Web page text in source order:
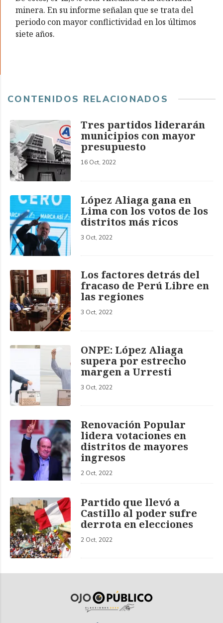
minera. En su informe señalan que se trata del
periodo con mayor conflictividad en los últimos
siete años.
CONTENIDOS RELACIONADOS
Tres partidos liderarán
municipios con mayor
presupuesto
16 Oct, 2022
López Aliaga gana en
Lima con los votos de los
distritos más ricos
3 Oct, 2022
Los factores detrás del
fracaso de Perú Libre en
las regiones
3 Oct, 2022
ONPE: López Aliaga
supera por estrecho
margen a Urresti
3 Oct, 2022
Renovación Popular
lidera votaciones en
distritos de mayores
ingresos
2 Oct, 2022
Partido que llevó a
Castillo al poder sufre
derrota en elecciones
2 Oct, 2022